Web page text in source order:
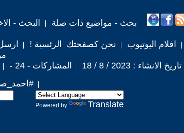
بحث - مواضيع ذات صلة البحث -
افلام اليوتيوب
نحن كصفحتك الرئسية !
تاريخ الانشاء : 2023 / 8 / 18
المشاركات - 24 -
Powered by Translate